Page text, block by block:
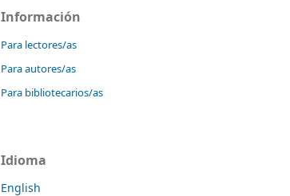
Información
Para lectores/as
Para autores/as
Para bibliotecarios/as
Idioma
English